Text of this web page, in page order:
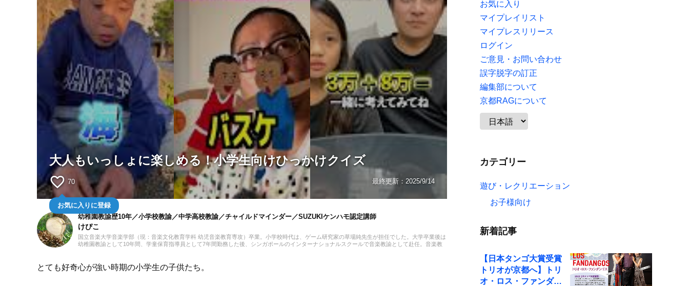
大人もいっしょに楽しめる！小学生向けひっかけクイズ
favorite_border 70
お気に入りに登録
最終更新： 2025/9/14
幼稚園教諭歴10年／小学校教諭／中学高校教諭／チャイルドマインダー／SUZUKIケンハモ認定講師
けぴこ
国立音楽大学音楽学部（現：音楽文化教育学科 幼児音楽教育専攻）卒業。小学校時代は、ゲーム研究家の草場純先生が担任でした。大学卒業後は
幼稚園教諭として10年間、学童保育指導員として7年間勤務した後、シンガポールのインターナショナルスクールで音楽教諭として赴任。音楽教
しての経験を活かし、インプットとアウトプットを大切に音楽や子供に関わる分野を中心に実践に役立つ情報をお届けします。趣味は楽器、歌、
手作り、おもちゃ、お絵描き、伝承あそび、アウトドア、本、工作、クラフト。特技はコマ技。
とても好奇心が強い時期の小学生の子供たち。
お気に入り
マイプレイリスト
マイプレスリリース
ログイン
ご意見・お問い合わせ
誤字脱字の訂正
編集部について
京都RAGについて
カテゴリー
遊び・レクリエーション
お子様向け
新着記事
【日本タンゴ大賞受賞
トリオが京都へ】トリ
オ・ロス・ファンダン